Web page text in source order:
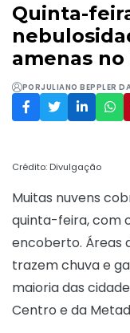
Quinta-
amenas no
PORJULIANO BEPPLER
Crédito: Divulgação
Muitas nuvens
quinta-feira, com
encoberto. Áreas
trazem chuva e
maioria das
Centro e da